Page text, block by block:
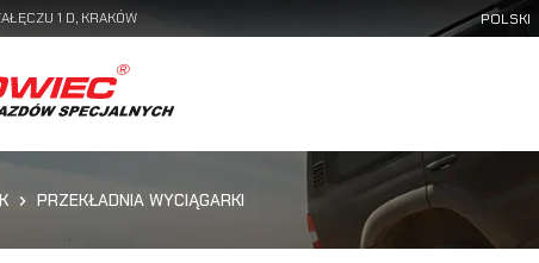
1 D, KRAKÓW
PRZEKŁADNIA WYCIĄGARKI